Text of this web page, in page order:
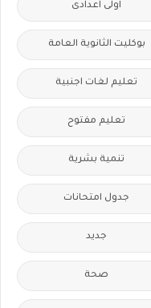
اولى اعدادى
بوكليت الثانوية العامة
تعليم لغات اجنبية
تعليم مفتوح
تنمية بشرية
جدول امتحانات
جديد
صحة